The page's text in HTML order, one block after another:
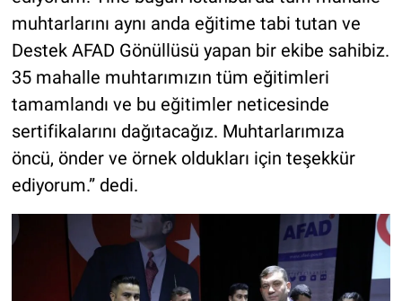
muhtarlarını aynı anda eğitime tabi tutan ve
Destek AFAD Gönüllüsü yapan bir ekibe sahibiz.
35 mahalle muhtarımızın tüm eğitimleri
tamamlandı ve bu eğitimler neticesinde
sertifikalarını dağıtacağız. Muhtarlarımıza
öncü, önder ve örnek oldukları için teşekkür
ediyorum.” dedi.